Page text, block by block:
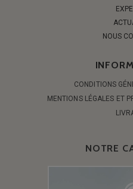
NOUS
CONDITIONS
MENTIONS LÉGALES ET
NOTRE